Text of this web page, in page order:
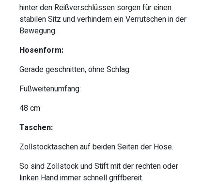
hinter den Reißverschlüssen sorgen für einen
stabilen Sitz und verhindern ein Verrutschen in der
Bewegung.
Hosenform:
Gerade geschnitten, ohne Schlag.
Fußweitenumfang:
48 cm
Taschen:
Zollstocktaschen auf beiden Seiten der Hose.
So sind Zollstock und Stift mit der rechten oder
linken Hand immer schnell griffbereit.